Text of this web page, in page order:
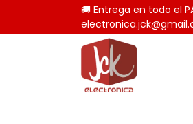
🚚 Entrega en todo